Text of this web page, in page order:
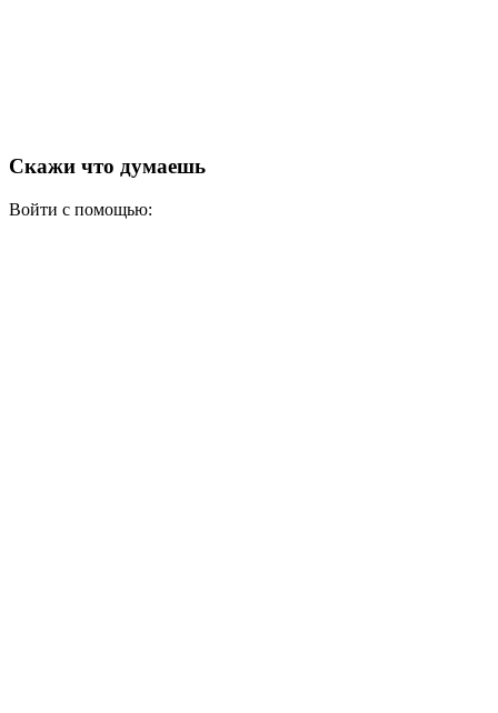
Скажи что думаешь
Войти с помощью: